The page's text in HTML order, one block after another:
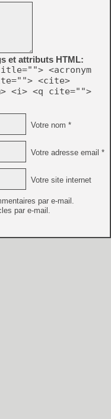
et attributs HTML:
<acronym
<cite>
<i> <q cite="">
Votre nom *
Votre adresse email *
Votre site internet
par e-mail.
par e-mail.